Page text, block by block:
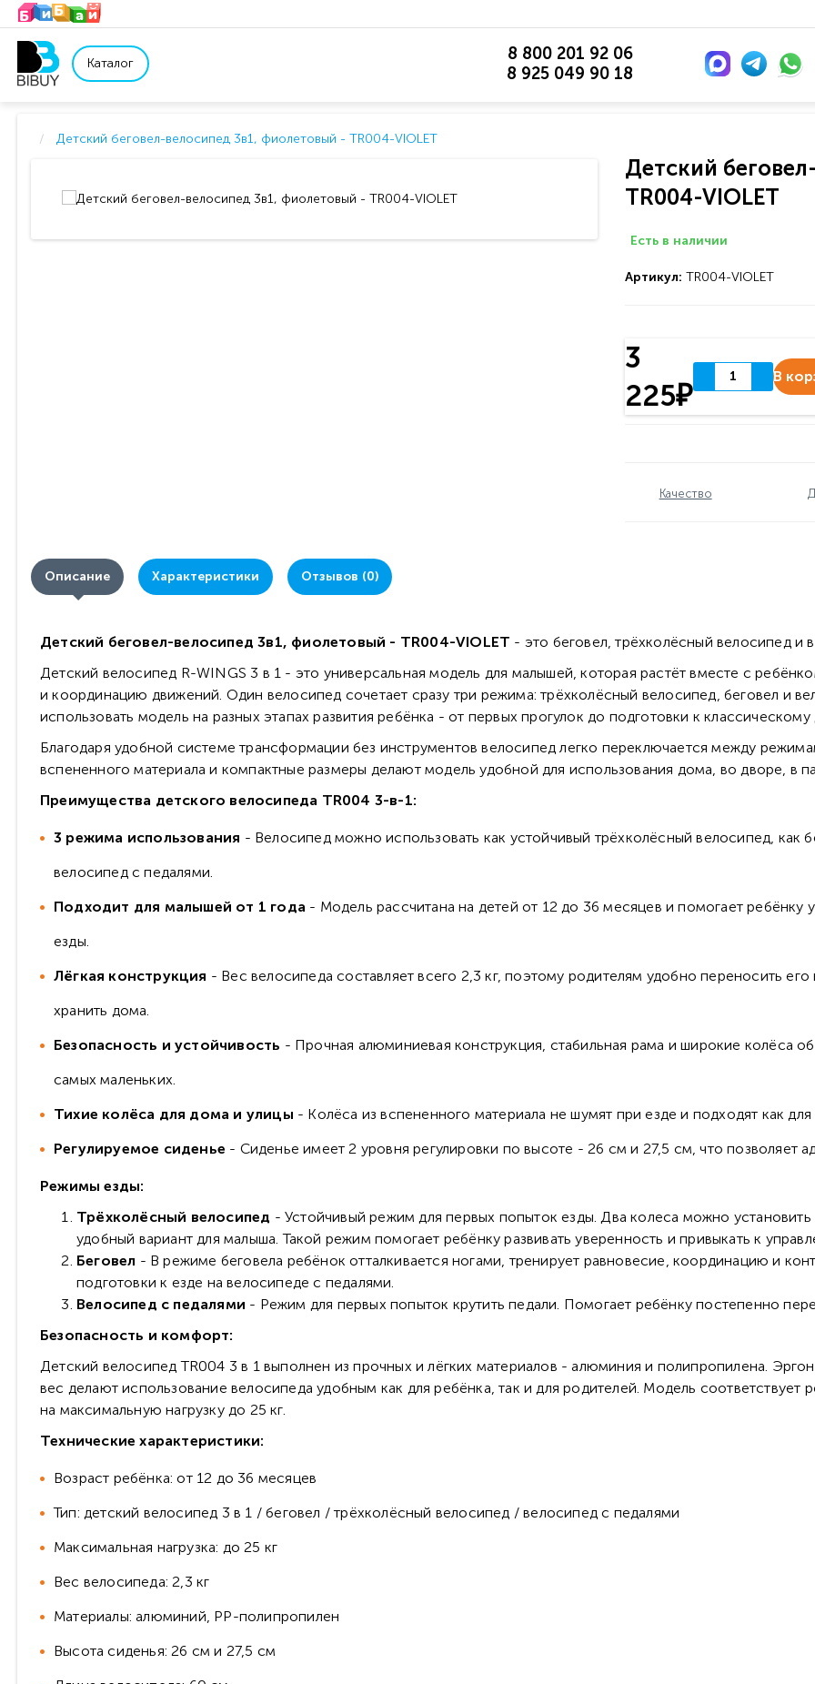
Каталог
8 800 201 92 06
8 925 049 90 18
Детский беговел-велосипед 3в1, фиолетовый - TR004-VIOLET
Детский
TR004-VIOLET
Есть в наличии
Артикул: TR004-VIOLET
3
225₽
В
Качество
Описание Характеристики Отзывов (0)
Детский беговел-велосипед 3в1, фиолетовый - TR004-VIOLET - это беговел, трёхколёсный велосипед и
Детский велосипед R-WINGS 3 в 1 - это универсальная модель для малышей, которая растёт вместе с
и координацию движений. Один велосипед сочетает сразу три режима: трёхколёсный велосипед, беговел и
использовать модель на разных этапах развития ребёнка - от первых прогулок до подготовки к
Благодаря удобной системе трансформации без инструментов велосипед легко переключается между
вспененного материала и компактные размеры делают модель удобной для использования дома, во дворе, в
Преимущества детского велосипеда TR004 3-в-1:
3 режима использования - Велосипед можно использовать как устойчивый трёхколёсный велосипед, как
велосипед с педалями.
Подходит для малышей от 1 года - Модель рассчитана на детей от 12 до 36 месяцев и помогает ребёнку
езды.
Лёгкая конструкция - Вес велосипеда составляет всего 2,3 кг, поэтому родителям удобно переносить
хранить дома.
Безопасность и устойчивость - Прочная алюминиевая конструкция, стабильная рама и широкие колёса
самых маленьких.
Тихие колёса для дома и улицы - Колёса из вспененного материала не шумят при езде и подходят как
Регулируемое сиденье - Сиденье имеет 2 уровня регулировки по высоте - 26 см и 27,5 см, что позволяет
Режимы езды:
Трёхколёсный велосипед - Устойчивый режим для первых попыток езды. Два колеса можно
удобный вариант для малыша. Такой режим помогает ребёнку развивать уверенность и привыкать к
Беговел - В режиме беговела ребёнок отталкивается ногами, тренирует равновесие, координацию и
подготовки к езде на велосипеде с педалями.
Велосипед с педалями - Режим для первых попыток крутить педали. Помогает ребёнку постепенно
Безопасность и комфорт:
Детский велосипед TR004 3 в 1 выполнен из прочных и лёгких материалов - алюминия и полипропилена.
вес делают использование велосипеда удобным как для ребёнка, так и для родителей. Модель соответствует
на максимальную нагрузку до 25 кг.
Технические характеристики:
Возраст ребёнка: от 12 до 36 месяцев
Тип: детский велосипед 3 в 1 / беговел / трёхколёсный велосипед / велосипед с педалями
Максимальная нагрузка: до 25 кг
Вес велосипеда: 2,3 кг
Материалы: алюминий, PP-полипропилен
Высота сиденья: 26 см и 27,5 см